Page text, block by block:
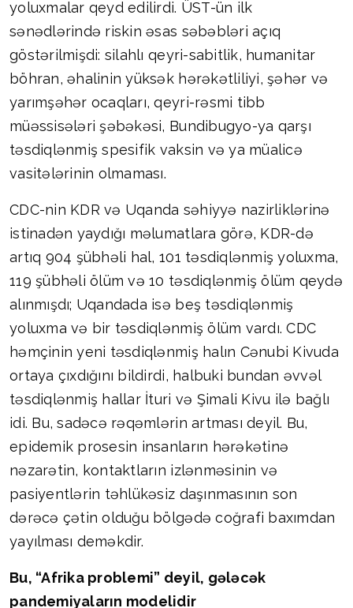
yoluxmalar qeyd edilirdi. ÜST-ün ilk
sənədlərində riskin əsas səbəbləri açıq
göstərilmişdi: silahlı qeyri-sabitlik, humanitar
böhran, əhalinin yüksək hərəkətliliyi, şəhər və
yarımşəhər ocaqları, qeyri-rəsmi tibb
müəssisələri şəbəkəsi, Bundibugyo-ya qarşı
təsdiqlənmiş spesifik vaksin və ya müalicə
vasitələrinin olmaması.
CDC-nin KDR və Uqanda səhiyyə nazirliklərinə
istinadən yaydığı məlumatlara görə, KDR-də
artıq 904 şübhəli hal, 101 təsdiqlənmiş yoluxma,
119 şübhəli ölüm və 10 təsdiqlənmiş ölüm qeydə
alınmışdı; Uqandada isə beş təsdiqlənmiş
yoluxma və bir təsdiqlənmiş ölüm vardı. CDC
həmçinin yeni təsdiqlənmiş halın Cənubi Kivuda
ortaya çıxdığını bildirdi, halbuki bundan əvvəl
təsdiqlənmiş hallar İturi və Şimali Kivu ilə bağlı
idi. Bu, sadəcə rəqəmlərin artması deyil. Bu,
epidemik prosesin insanların hərəkətinə
nəzarətin, kontaktların izlənməsinin və
pasiyentlərin təhlükəsiz daşınmasının son
dərəcə çətin olduğu bölgədə coğrafi baxımdan
yayılması deməkdir.
Bu, “Afrika problemi” deyil, gələcək
pandemiyaların modelidir